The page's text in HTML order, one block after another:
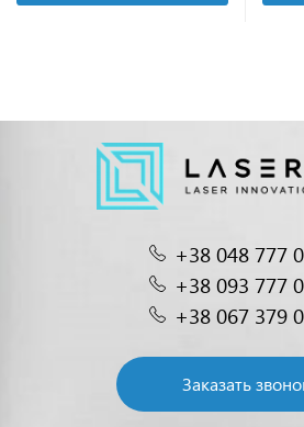
+38 048 777
+38 093 777
+38 067 379
Заказать